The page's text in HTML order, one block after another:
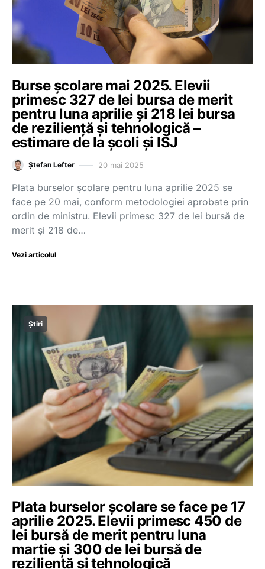
Burse școlare mai 2025. Elevii
primesc 327 de lei bursa de merit
pentru luna aprilie și 218 lei bursa
de reziliență și tehnologică –
estimare de la școli și ISJ
Ștefan Lefter 20 mai 2025
Plata burselor școlare pentru luna aprilie 2025 se
face pe 20 mai, conform metodologiei aprobate prin
ordin de ministru. Elevii primesc 327 de lei bursă de
merit și 218 de…
Vezi articolul
Știri
Plata burselor școlare se face pe 17
aprilie 2025. Elevii primesc 450 de
lei bursă de merit pentru luna
martie și 300 de lei bursă de
reziliență și tehnologică